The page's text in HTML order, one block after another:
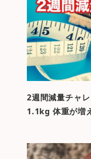
2週間減量チャ
1.1kg 体重が増